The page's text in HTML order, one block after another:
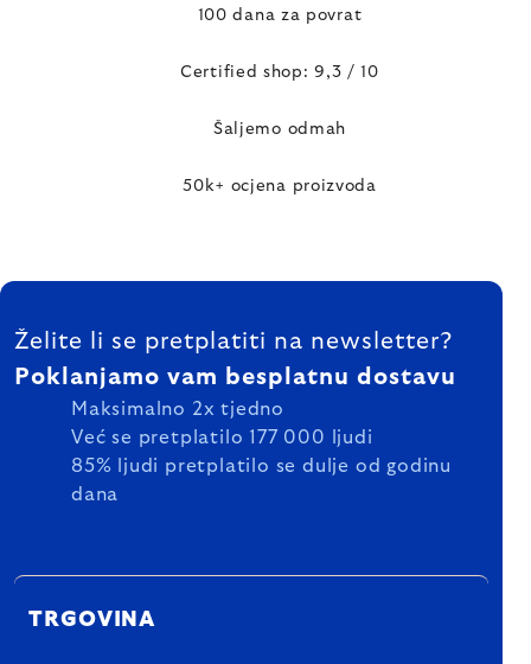
100 dana za povrat
Certified shop: 9,3 / 10
Šaljemo odmah
50k+ ocjena proizvoda
FOOTER
Želite li se pretplatiti na newsletter?
Poklanjamo vam besplatnu dostavu
Maksimalno 2x tjedno
Već se pretplatilo 177 000 ljudi
85% ljudi pretplatilo se dulje od godinu
dana
TRGOVINA